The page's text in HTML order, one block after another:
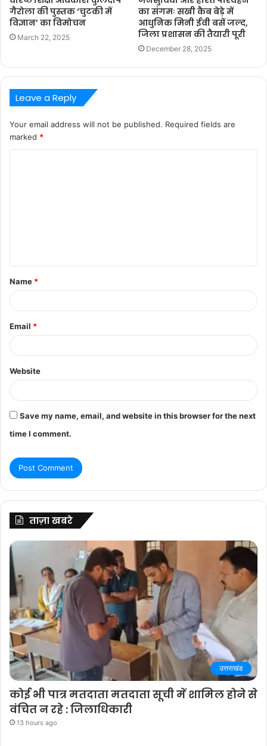
गैरोला की पुस्तक ‘चुटकी में
विज्ञान’ का विमोचन
March 22, 2025
का संगमः सखी कैब बेड़े में
आधुनिक मिनी ईवी बसें जल्द,
जिला प्रशासन की तैयारी पूरी
December 28, 2025
Leave a Reply
Your email address will not be published. Required fields are
marked *
t
*
Name *
Email *
Website
Save my name, email, and website in this browser for the next
time I comment.
ताज़ा खबरे
उत्तराखंड
कोई भी पात्र मतदाता मतदाता सूची में शामिल होने से
वंचित न रहे : जिलाधिकारी
13 hours ago